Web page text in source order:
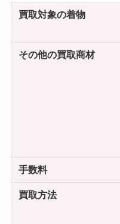
買取対象の着物
その他の買取商材
手数料
買取方法